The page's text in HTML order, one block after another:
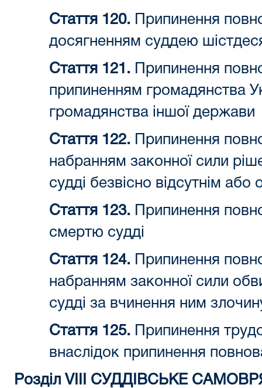
Стаття 120. Припинення
досягненням суддею
Стаття 121. Припинення
припиненням громадянства
громадянства іншої держави
Стаття 122. Припинення
набранням законної сили
судді безвісно відсутнім
Стаття 123. Припинення
смертю судді
Стаття 124. Припинення
набранням законної сили
судді за вчинення ним
Стаття 125. Припинення
внаслідок припинення
Розділ VIII СУДДІВСЬКЕ